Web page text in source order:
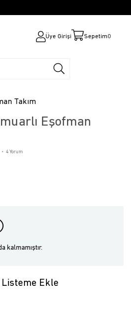
Üye Girişi Sepetim0
Takım
Eşofman
• 4Yorum
kalmamıştır.
Listeme Ekle